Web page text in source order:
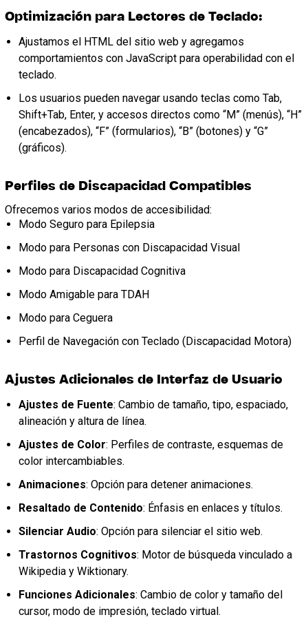
Optimización para Lectores de Teclado:
Ajustamos el HTML del sitio web y agregamos
comportamientos con JavaScript para operabilidad con el
teclado.
Los usuarios pueden navegar usando teclas como Tab,
Shift+Tab, Enter, y accesos directos como “M” (menús), “H”
(encabezados), “F” (formularios), “B” (botones) y “G”
(gráficos).
Perfiles de Discapacidad Compatibles
Ofrecemos varios modos de accesibilidad:
Modo Seguro para Epilepsia
Modo para Personas con Discapacidad Visual
Modo para Discapacidad Cognitiva
Modo Amigable para TDAH
Modo para Ceguera
Perfil de Navegación con Teclado (Discapacidad Motora)
Ajustes Adicionales de Interfaz de Usuario
Ajustes de Fuente: Cambio de tamaño, tipo, espaciado,
alineación y altura de línea.
Ajustes de Color: Perfiles de contraste, esquemas de
color intercambiables.
Animaciones: Opción para detener animaciones.
Resaltado de Contenido: Énfasis en enlaces y títulos.
Silenciar Audio: Opción para silenciar el sitio web.
Trastornos Cognitivos: Motor de búsqueda vinculado a
Wikipedia y Wiktionary.
Funciones Adicionales: Cambio de color y tamaño del
cursor, modo de impresión, teclado virtual.